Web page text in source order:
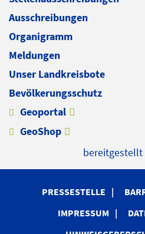
Ausschreibungen
Organigramm
Meldungen
Unser Landkreisbote
Bevölkerungsschutz
Geoportal
GeoShop
bereitgestellt
PRESSESTELLE
IMPRESSUM